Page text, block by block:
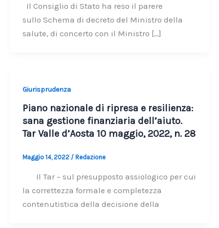
Il Consiglio di Stato ha reso il parere
sullo Schema di decreto del Ministro della
salute, di concerto con il Ministro […]
Giurisprudenza
Piano nazionale di ripresa e resilienza:
sana gestione finanziaria dell’aiuto.
Tar Valle d’Aosta 10 maggio, 2022, n. 28
Maggio 14, 2022 / Redazione
Il Tar – sul presupposto assiologico per cui
la correttezza formale e completezza
contenutistica della decisione della